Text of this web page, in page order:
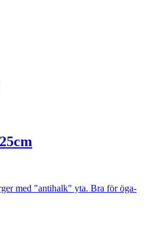
med "antihalk" yta. Bra för öga-